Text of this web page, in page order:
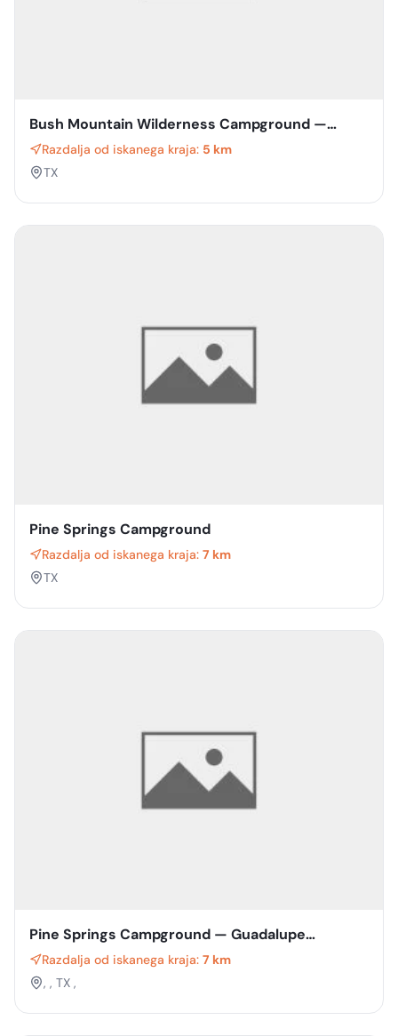
Bush Mountain Wilderness Campground —
Guadalupe Mountains National Park
Razdalja od iskanega kraja: 5 km
TX
Pine Springs Campground
Razdalja od iskanega kraja: 7 km
TX
Pine Springs Campground — Guadalupe
Mountains National Park
Razdalja od iskanega kraja: 7 km
, , TX ,